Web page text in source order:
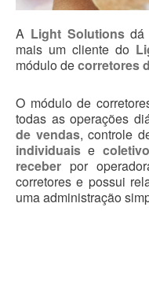
A Light Solutionsdá
mais um cliente do
módulo decorretores
O módulo de
todas as operações
de vendas, controle
individuais e
receber por
corretores e possui
uma administração